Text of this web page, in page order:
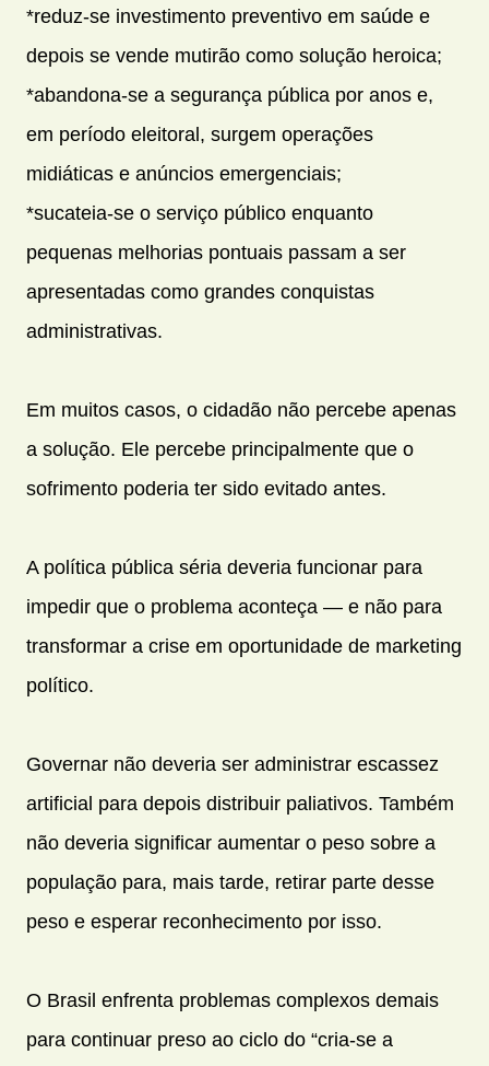
*reduz-se investimento preventivo em saúde e
depois se vende mutirão como solução heroica;
*abandona-se a segurança pública por anos e,
em período eleitoral, surgem operações
midiáticas e anúncios emergenciais;
*sucateia-se o serviço público enquanto
pequenas melhorias pontuais passam a ser
apresentadas como grandes conquistas
administrativas.
Em muitos casos, o cidadão não percebe apenas
a solução. Ele percebe principalmente que o
sofrimento poderia ter sido evitado antes.
A política pública séria deveria funcionar para
impedir que o problema aconteça — e não para
transformar a crise em oportunidade de marketing
político.
Governar não deveria ser administrar escassez
artificial para depois distribuir paliativos. Também
não deveria significar aumentar o peso sobre a
população para, mais tarde, retirar parte desse
peso e esperar reconhecimento por isso.
O Brasil enfrenta problemas complexos demais
para continuar preso ao ciclo do “cria-se a